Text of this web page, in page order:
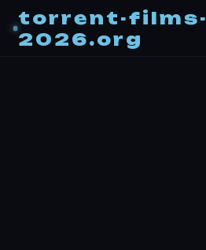
torrent-films-
2026.org